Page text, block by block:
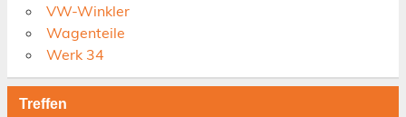
VW-Winkler
Wagenteile
Werk 34
Treffen